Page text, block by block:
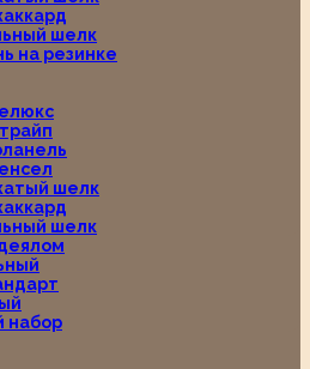
шелк
на резинке
шелк
шелк
набор